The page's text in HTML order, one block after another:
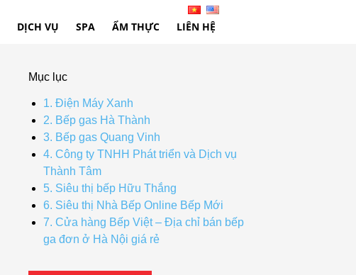
DỊCH VỤ SPA ẨM THỰC LIÊN HỆ
Mục lục
1. Điện Máy Xanh
2. Bếp gas Hà Thành
3. Bếp gas Quang Vinh
4. Công ty TNHH Phát triển và Dịch vụ
Thành Tâm
5. Siêu thị bếp Hữu Thắng
6. Siêu thị Nhà Bếp Online Bếp Mới
7. Cửa hàng Bếp Việt – Địa chỉ bán bếp
ga đơn ở Hà Nội giá rẻ